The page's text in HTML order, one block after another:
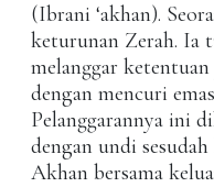
(Ibrani ‘akhan).
keturunan Zerah. Ia
melanggar
dengan mencuri
Pelanggarannya ini
dengan undi
Akhan bersama